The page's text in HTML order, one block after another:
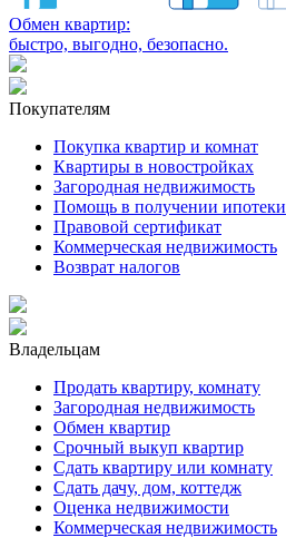
Обмен квартир:
быстро, выгодно, безопасно.
Покупателям
Покупка квартир и комнат
Квартиры в новостройках
Загородная недвижимость
Помощь в получении ипотеки
Правовой сертификат
Коммерческая недвижимость
Возврат налогов
Владельцам
Продать квартиру, комнату
Загородная недвижимость
Обмен квартир
Срочный выкуп квартир
Сдать квартиру или комнату
Сдать дачу, дом, коттедж
Оценка недвижимости
Коммерческая недвижимость